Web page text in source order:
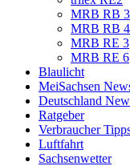
MRB RB
MRB RB
MRB RE 3
MRB RE 6
Blaulicht
MeiSachsen
Deutschland
Ratgeber
Verbraucher
Luftfahrt
Sachsenwetter